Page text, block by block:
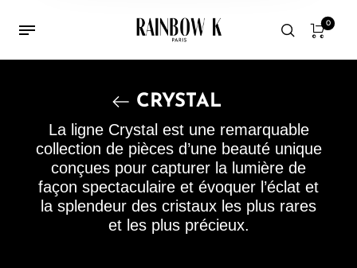
0
CRYSTAL
La ligne Crystal est une remarquable
collection de pièces d’une beauté unique
conçues pour capturer la lumière de
façon spectaculaire et évoquer l’éclat et
la splendeur des cristaux les plus rares
et les plus précieux.